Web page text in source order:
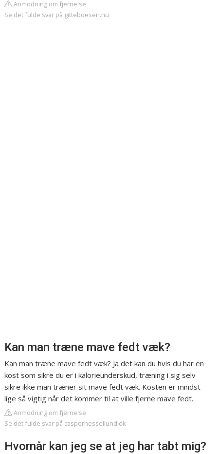
Anmodning om fjernelse
Se det fulde svar på gitteboesen.nu
Kan man træne mave fedt væk?
Kan man træne mave fedt væk? Ja det kan du hvis du har en
kost som sikre du er i kalorieunderskud, træning i sig selv
sikre ikke man træner sit mave fedt væk. Kosten er mindst
lige så vigtig når det kommer til at ville fjerne mave fedt.
Anmodning om fjernelse
Se det fulde svar på casperhessellund.dk
Hvornår kan jeg se at jeg har tabt mig?